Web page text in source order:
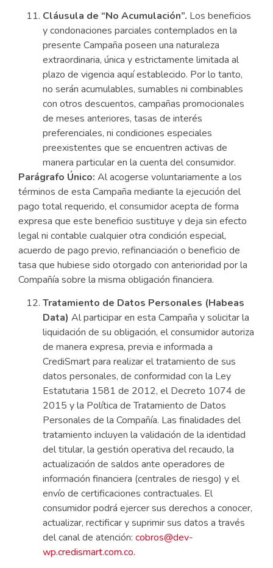
Cláusula de “No Acumulación”. Los beneficios
y condonaciones parciales contemplados en la
presente Campaña poseen una naturaleza
extraordinaria, única y estrictamente limitada al
plazo de vigencia aquí establecido. Por lo tanto,
no serán acumulables, sumables ni combinables
con otros descuentos, campañas promocionales
de meses anteriores, tasas de interés
preferenciales, ni condiciones especiales
preexistentes que se encuentren activas de
manera particular en la cuenta del consumidor.
Parágrafo Único: Al acogerse voluntariamente a los
términos de esta Campaña mediante la ejecución del
pago total requerido, el consumidor acepta de forma
expresa que este beneficio sustituye y deja sin efecto
legal ni contable cualquier otra condición especial,
acuerdo de pago previo, refinanciación o beneficio de
tasa que hubiese sido otorgado con anterioridad por la
Compañía sobre la misma obligación financiera.
Tratamiento de Datos Personales (Habeas
Data) Al participar en esta Campaña y solicitar la
liquidación de su obligación, el consumidor autoriza
de manera expresa, previa e informada a
CrediSmart para realizar el tratamiento de sus
datos personales, de conformidad con la Ley
Estatutaria 1581 de 2012, el Decreto 1074 de
2015 y la Política de Tratamiento de Datos
Personales de la Compañía. Las finalidades del
tratamiento incluyen la validación de la identidad
del titular, la gestión operativa del recaudo, la
actualización de saldos ante operadores de
información financiera (centrales de riesgo) y el
envío de certificaciones contractuales. El
consumidor podrá ejercer sus derechos a conocer,
actualizar, rectificar y suprimir sus datos a través
del canal de atención: cobros@dev-
wp.credismart.com.co.